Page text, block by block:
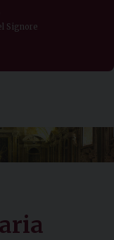
Signore